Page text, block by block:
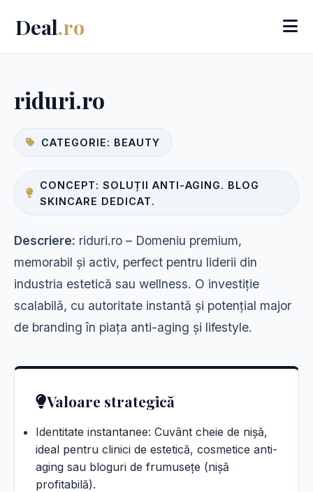
Deal.ro
riduri.ro
CATEGORIE: BEAUTY
CONCEPT: SOLUȚII ANTI-AGING. BLOG
SKINCARE DEDICAT.
Descriere: riduri.ro – Domeniu premium,
memorabil și activ, perfect pentru liderii din
industria estetică sau wellness. O investiție
scalabilă, cu autoritate instantă și potențial major
de branding în piața anti-aging și lifestyle.
Valoare strategică
Identitate instantanee: Cuvânt cheie de nișă,
ideal pentru clinici de estetică, cosmetice anti-
aging sau bloguri de frumusețe (nișă
profitabilă).